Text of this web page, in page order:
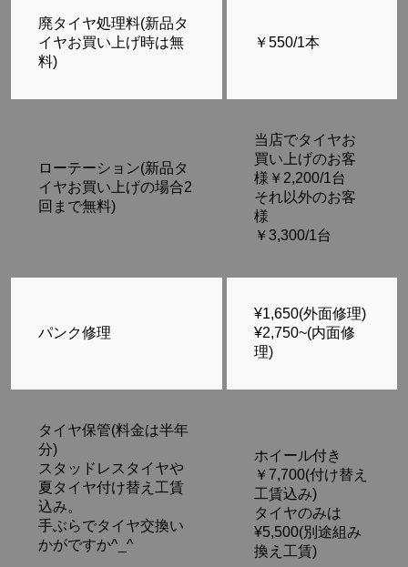
廃タイヤ処理料(新品タ
イヤお買い上げ時は無
料)
￥550/1本
ローテーション(新品タ
イヤお買い上げの場合2
回まで無料)
当店でタイヤお
買い上げのお客
様￥2,200/1台
それ以外のお客
様
￥3,300/1台
パンク修理
¥1,650(外面修理)
¥2,750~(内面修
理)
タイヤ保管(料金は半年
分)
スタッドレスタイヤや
夏タイヤ付け替え工賃
込み。
手ぶらでタイヤ交換い
かがですか^_^
ホイール付き
￥7,700(付け替え
工賃込み)
タイヤのみは
¥5,500(別途組み
換え工賃)